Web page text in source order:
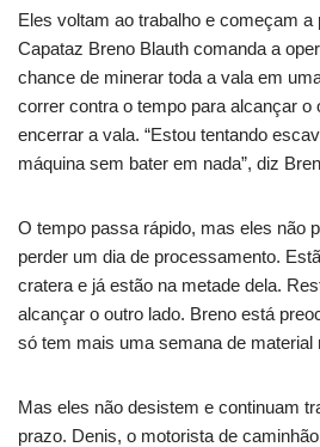
Eles voltam ao trabalho e começam a
Capataz Breno Blauth comanda a
chance de minerar toda a vala em
correr contra o tempo para alcançar o
encerrar a vala. “Estou tentando
máquina sem bater em nada”, diz
O tempo passa rápido, mas eles não
perder um dia de processamento.
cratera e já estão na metade dela.
alcançar o outro lado. Breno está
só tem mais uma semana de material
Mas eles não desistem e continuam
prazo. Denis, o motorista de